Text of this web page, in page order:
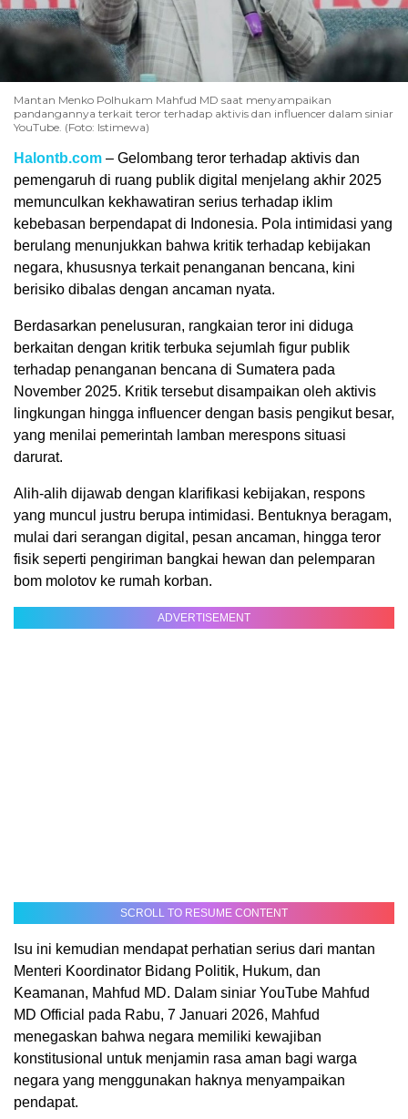
Mantan Menko Polhukam Mahfud MD saat menyampaikan
pandangannya terkait teror terhadap aktivis dan influencer dalam siniar
YouTube. (Foto: Istimewa)
Halontb.com – Gelombang teror terhadap aktivis dan
pemengaruh di ruang publik digital menjelang akhir 2025
memunculkan kekhawatiran serius terhadap iklim
kebebasan berpendapat di Indonesia. Pola intimidasi yang
berulang menunjukkan bahwa kritik terhadap kebijakan
negara, khususnya terkait penanganan bencana, kini
berisiko dibalas dengan ancaman nyata.
Berdasarkan penelusuran, rangkaian teror ini diduga
berkaitan dengan kritik terbuka sejumlah figur publik
terhadap penanganan bencana di Sumatera pada
November 2025. Kritik tersebut disampaikan oleh aktivis
lingkungan hingga influencer dengan basis pengikut besar,
yang menilai pemerintah lamban merespons situasi
darurat.
Alih-alih dijawab dengan klarifikasi kebijakan, respons
yang muncul justru berupa intimidasi. Bentuknya beragam,
mulai dari serangan digital, pesan ancaman, hingga teror
fisik seperti pengiriman bangkai hewan dan pelemparan
bom molotov ke rumah korban.
ADVERTISEMENT
SCROLL TO RESUME CONTENT
Isu ini kemudian mendapat perhatian serius dari mantan
Menteri Koordinator Bidang Politik, Hukum, dan
Keamanan, Mahfud MD. Dalam siniar YouTube Mahfud
MD Official pada Rabu, 7 Januari 2026, Mahfud
menegaskan bahwa negara memiliki kewajiban
konstitusional untuk menjamin rasa aman bagi warga
negara yang menggunakan haknya menyampaikan
pendapat.